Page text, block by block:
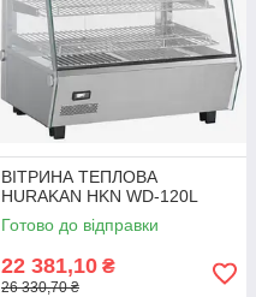
ВІТРИНА ТЕПЛОВА
HURAKAN HKN WD-120L
Готово до відправки
22 381,10 ₴
26 330,70 ₴